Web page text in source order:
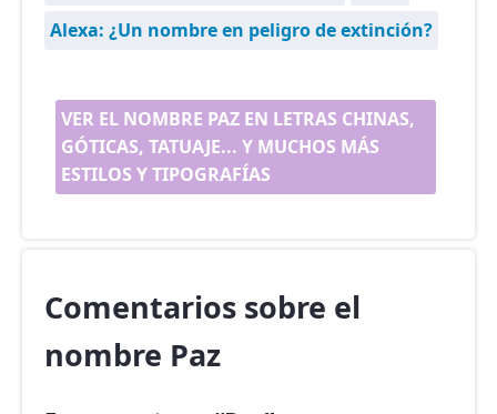
Alexa: ¿Un nombre en peligro de extinción?
VER EL NOMBRE PAZ EN LETRAS CHINAS,
GÓTICAS, TATUAJE... Y MUCHOS MÁS
ESTILOS Y TIPOGRAFÍAS
Comentarios sobre el
nombre Paz